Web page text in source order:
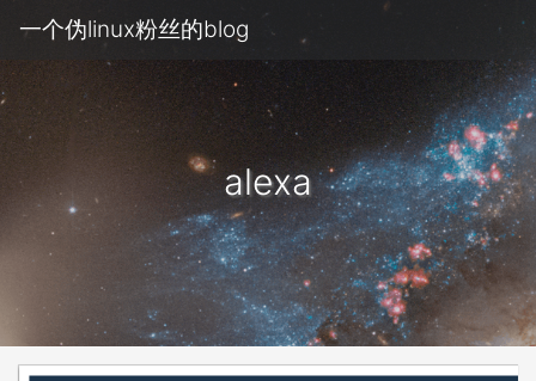
一个伪linux粉丝的blog
alexa